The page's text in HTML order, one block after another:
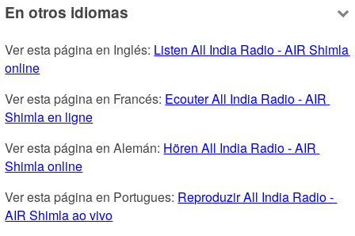
En otros idiomas
Ver esta página en Inglés: Listen All India Radio - AIR Shimla
online
Ver esta página en Francés: Ecouter All India Radio - AIR
Shimla en ligne
Ver esta página en Alemán: Hören All India Radio - AIR
Shimla online
Ver esta página en Portugues: Reproduzir All India Radio -
AIR Shimla ao vivo